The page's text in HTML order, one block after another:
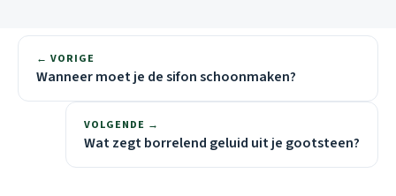
← VORIGE
Wanneer moet je de sifon schoonmaken?
VOLGENDE →
Wat zegt borrelend geluid uit je gootsteen?